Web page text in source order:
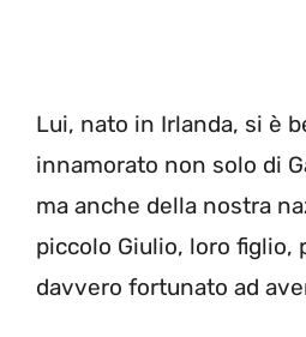
Lui, nato in Irlanda, si è
innamorato non solo di
ma anche della nostra
piccolo Giulio, loro figlio,
davvero fortunato ad